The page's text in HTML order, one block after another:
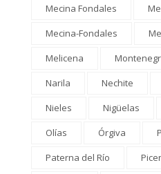
Mecina Fondales
Mecina-Fondales
Melicena
Narila
Nechite
Nieles
Nigüelas
Olías
Órgiva
Paterna del Río